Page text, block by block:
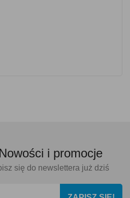
Nowości i promocje
się do newslettera już dziś